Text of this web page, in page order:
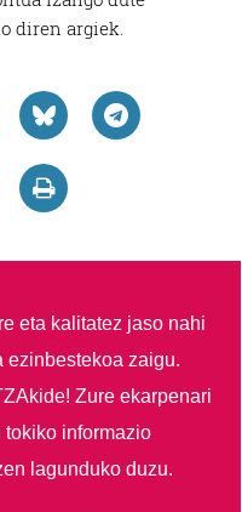
diren argiek.
eta kalitatez jaso nahi
ezinbestekoa zaigu.
Zure ekarpenari
tokiko informazio
lagunduko duzu.